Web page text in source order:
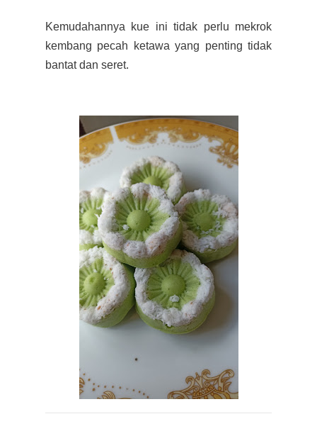
Kemudahannya kue ini tidak perlu mekrok
kembang pecah ketawa yang penting tidak
bantat dan seret.